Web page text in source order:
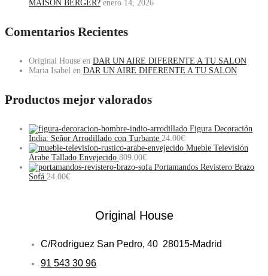
MAISON BERGER? enero 14, 2026
Comentarios Recientes
Original House en DAR UN AIRE DIFERENTE A TU SALON
Maria Isabel en DAR UN AIRE DIFERENTE A TU SALON
Productos mejor valorados
Figura Decoración
India: Señor Arrodillado con Turbante 24.00€
Mueble Televisión
Arabe Tallado Envejecido 809.00€
Portamandos Revistero Brazo
Sofá 24.00€
Original House
C/Rodriguez San Pedro, 40 28015-Madrid
91 543 30 96